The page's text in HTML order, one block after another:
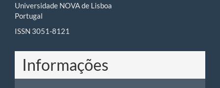
Universidade NOVA de Lisboa
Portugal
ISSN 3051-8121
Informações